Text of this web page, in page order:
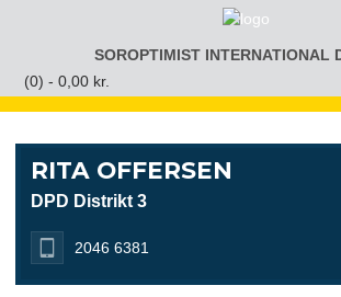
SOROPTIMIST INTERNATIONAL
(0) - 0,00 kr.
RITA OFFERSEN
DPD Distrikt 3
2046 6381